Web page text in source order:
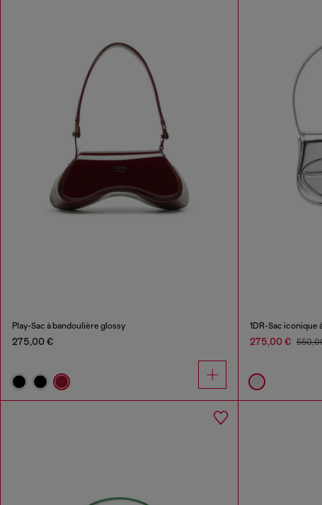
Play-Sac à bandoulière glossy
275,00 €
1DR-Sac iconique
275,00 €